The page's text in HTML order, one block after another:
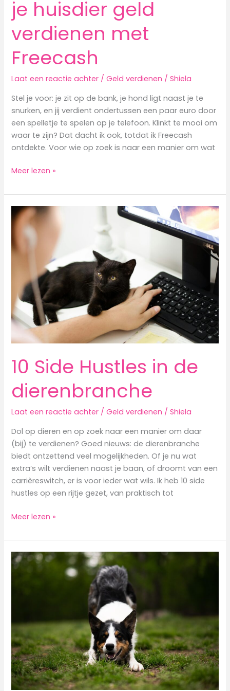
je huisdier geld
verdienen met
Freecash
Laat een reactie achter /Geld verdienen /Shiela
Stel je voor: je zit op de bank, je hond ligt naast je te
snurken, en jij verdient ondertussen een paar euro door
een spelletje te spelen op je telefoon. Klinkt te mooi om
waar te zijn? Dat dacht ik ook, totdat ik Freecash
ontdekte. Voor wie op zoek is naar een manier om wat
Freecash
Spelletjes
spelen
voor
huisdier
geld
verdienen
met
Freecash
Meer lezen »
10 Side Hustles in de
dierenbranche
Laat een reactie achter /Geld verdienen /Shiela
Dol op dieren en op zoek naar een manier om daar
(bij) te verdienen? Goed nieuws: de dierenbranche
biedt ontzettend veel mogelijkheden. Of je nu wat
extra’s wilt verdienen naast je baan, of droomt van een
carrièreswitch, er is voor ieder wat wils. Ik heb 10 side
hustles op een rijtje gezet, van praktisch tot
10
Hustles
in
de
dierenbranche
Meer lezen »